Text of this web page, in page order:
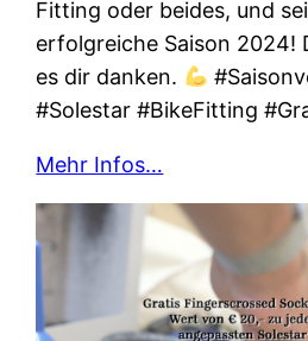
Fitting oder beides, und
erfolgreiche Saison 2024!
es dir danken.
#Solestar #BikeFitting
Mehr Infos…